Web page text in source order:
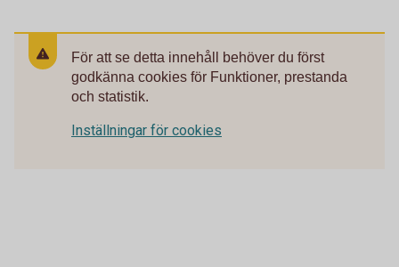
För att se detta innehåll behöver du först
godkänna cookies för Funktioner, prestanda
och statistik.
Inställningar för cookies